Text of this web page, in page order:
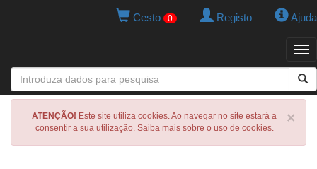
Cesto 0 Registo Ajuda
×
ATENÇÃO! Este site utiliza cookies. Ao navegar no site estará a
consentir a sua utilização. Saiba mais sobre o uso de cookies.